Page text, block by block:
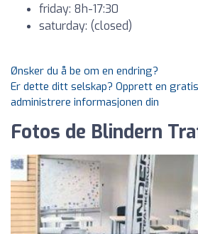
friday: 8h-17:30
saturday: (closed)
Ønsker du å be om en endring?
Er dette ditt selskap? Opprett en
administrere informasjonen din
Fotos de Blindern